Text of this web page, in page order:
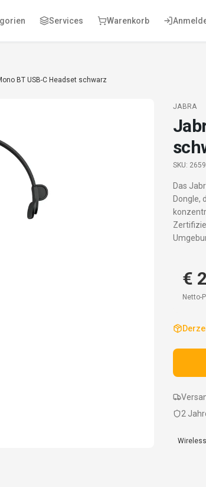
Services Warenkorb
BT USB-C Headset schwarz
JABRA
SKU:
Das
Dongle,
€
Netto-
2